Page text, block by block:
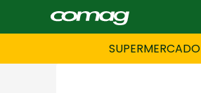
SUPERMERCADO